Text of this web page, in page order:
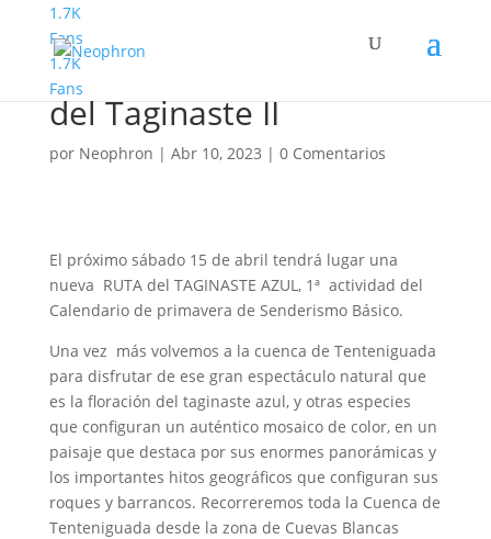
1.7K
Fans
1.7K
Fans
Senderismo Básico. Ruta
del Taginaste II
por Neophron | Abr 10, 2023 | 0 Comentarios
El próximo sábado 15 de abril tendrá lugar una
nueva RUTA del TAGINASTE AZUL, 1ª actividad del
Calendario de primavera de Senderismo Básico.
Una vez más volvemos a la cuenca de Tenteniguada
para disfrutar de ese gran espectáculo natural que
es la floración del taginaste azul, y otras especies
que configuran un auténtico mosaico de color, en un
paisaje que destaca por sus enormes panorámicas y
los importantes hitos geográficos que configuran sus
roques y barrancos. Recorreremos toda la Cuenca de
Tenteniguada desde la zona de Cuevas Blancas